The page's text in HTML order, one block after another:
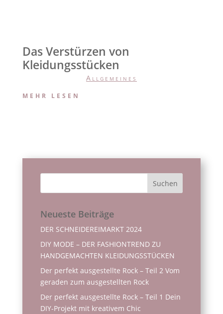
Das Verstürzen von
Kleidungsstücken
Allgemeines
MEHR LESEN
Neueste Beiträge
DER SCHNEIDEREIMARKT 2024
DIY MODE – DER FASHIONTREND ZU
HANDGEMACHTEN KLEIDUNGSSTÜCKEN
Der perfekt ausgestellte Rock – Teil 2 Vom
geraden zum ausgestellten Rock
Der perfekt ausgestellte Rock – Teil 1 Dein
DIY-Projekt mit kreativem Chic